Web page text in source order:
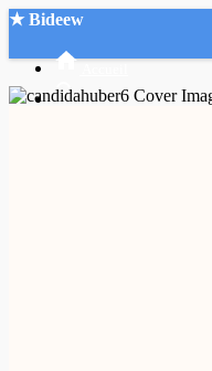
★ Bideew